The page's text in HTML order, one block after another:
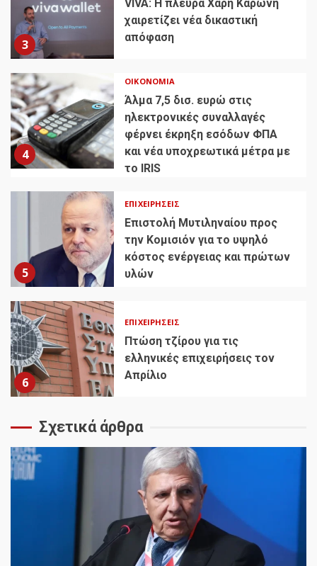
3
VIVA: Η πλευρά Χάρη Καρώνη
χαιρετίζει νέα δικαστική
απόφαση
4
ΟΙΚΟΝΟΜΊΑ
Άλμα 7,5 δισ. ευρώ στις
ηλεκτρονικές συναλλαγές
φέρνει έκρηξη εσόδων ΦΠΑ
και νέα υποχρεωτικά μέτρα με
το IRIS
5
ΕΠΙΧΕΙΡΉΣΕΙΣ
Επιστολή Μυτιληναίου προς
την Κομισιόν για το υψηλό
κόστος ενέργειας και πρώτων
υλών
6
ΕΠΙΧΕΙΡΉΣΕΙΣ
Πτώση τζίρου για τις
ελληνικές επιχειρήσεις τον
Απρίλιο
Σχετικά άρθρα